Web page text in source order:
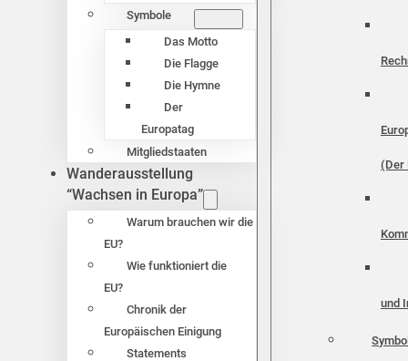
Symbole
Das Motto
Die Flagge
Die Hymne
Der
Europatag
Mitgliedstaaten
Wanderausstellung
“Wachsen in Europa”
Warum brauchen wir die
EU?
Wie funktioniert die
EU?
Chronik der
Europäischen Einigung
Statements
(Der
und